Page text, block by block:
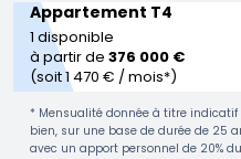
Appartement T4
1 disponible
à partir de376 000 €
(soit 1 470 € / mois*)
* Mensualité donnée à titre
bien, sur une base de durée de 25
avec un apport personnel de 20%